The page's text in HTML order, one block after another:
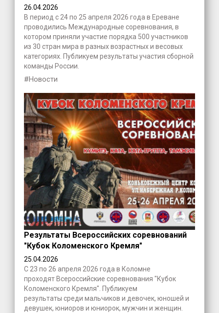
26.04.2026
В период с 24 по 25 апреля 2026 года в Ереване
проводились Международные соревнования, в
котором приняли участие порядка 500 участников
из 30 стран мира в разных возрастных и весовых
категориях. Публикуем результаты участия сборной
команды России.
#Новости
Результаты Всероссийских соревнований
"Кубок Коломенского Кремля"
25.04.2026
С 23 по 26 апреля 2026 года в Коломне
проходят Всероссийские соревнования "Кубок
Коломенского Кремля". Публикуем
результаты среди мальчиков и девочек, юношей и
девушек, юниоров и юниорок, мужчин и женщин.